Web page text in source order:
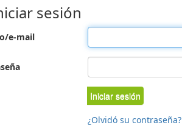
sesión
e-mail
Iniciar sesión
¿Olvidó su contraseña?